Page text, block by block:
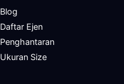
Blog
Daftar Ejen
Penghantaran
Ukuran Size